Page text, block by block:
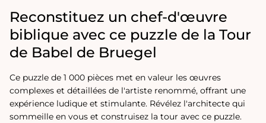
Reconstituez un chef-d'œuvre
biblique avec ce puzzle de la Tour
de Babel de Bruegel
Ce puzzle de 1 000 pièces met en valeur les œuvres
complexes et détaillées de l'artiste renommé, offrant une
expérience ludique et stimulante. Révélez l'architecte qui
sommeille en vous et construisez la tour avec ce puzzle.